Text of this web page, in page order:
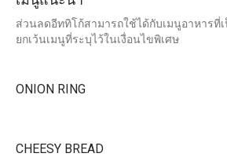
ส่วนลดอีททิโก้สามารถใช้ได้กับเมนูอาหารที่
ยกเว้นเมนูที่ระบุไว้ในเงื่อนไขพิเศษ
ONION RING
CHEESY BREAD